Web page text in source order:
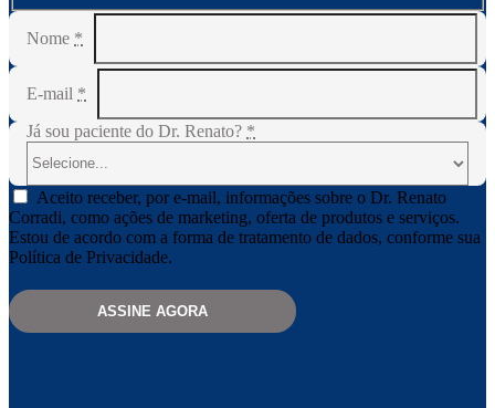
Nome *
E-mail *
Já sou paciente do Dr. Renato? *
Aceito receber, por e-mail, informações sobre o Dr. Renato
Corradi, como ações de marketing, oferta de produtos e serviços.
Estou de acordo com a forma de tratamento de dados, conforme sua
Política de Privacidade.